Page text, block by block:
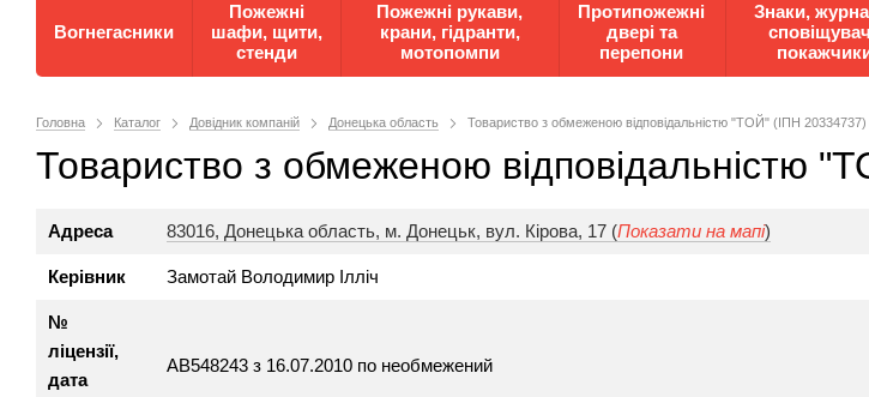
Вогнегасники
Пожежні
шафи, щити,
стенди
Пожежні рукави,
крани, гідранти,
мотопомпи
Протипожежні
двері та
перепони
Знаки,
Головна Каталог Довідник компаній Донецька область Товариство з обмеженою відповідальністю "ТОЙ" (ІПН 20334737)
Товариство з обмеженою відповідальністю
Адреса 83016, Донецька область, м. Донецьк, вул. Кірова, 17 (Показати на мапі)
Керівник Замотай Володимир Ілліч
№
ліцензії,
дата
АВ548243 з 16.07.2010 по необмежений